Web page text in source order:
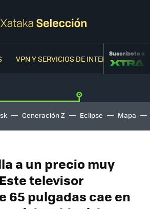
VPN Y SERVICIOS DE INTERNETSuscríbete a
Generación Z Eclipse Mapa
a un precio muy
televisor
65 pulgadas cae en